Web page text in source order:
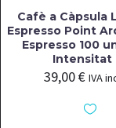
Cafè a Càpsula
Espresso Point
Espresso 100
Intensitat
39,00€ IVA